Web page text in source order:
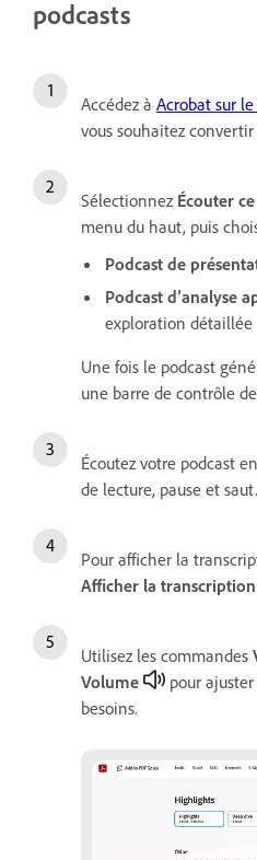
podcasts
Accédez à Acrobat sur
vous souhaitez
Sélectionnez Écouter
menu du haut, puis
Podcast de
Podcast d’analyse
exploration détaillée
Une fois le podcast
une barre de contrôle
Écoutez votre podcast
de lecture, pause et saut.
Pour afficher la
Afficher la transcription
Utilisez les commandes
Volume
pour
besoins.